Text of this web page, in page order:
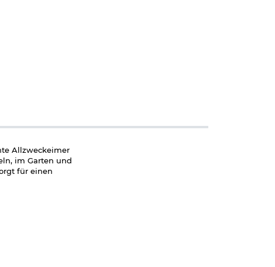
Allzweckeimer
im Garten und
für einen